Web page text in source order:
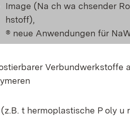
Image (Na ch wa chsender Ro
hstoff),
® neue Anwendungen für
Verbundwerkstoffe
t hermoplastische P oly u